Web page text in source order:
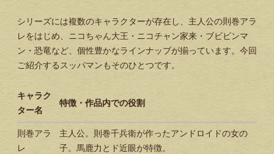
シリーズには複数のキャラクターが存在し、主人公の則巻アラ
レをはじめ、ニコちゃん大王・ニコチャン家来・ブビビンマ
ン・恐竜など、個性豊かなラインナップが揃っています。今回
ご紹介するスッパマンもそのひとつです。
キャラク
ター名
特徴・作品内での役割
則巻アラ
レ
主人公。則巻千兵衛が作ったアンドロイドの女の
子。馬鹿力とド近眼が特徴。